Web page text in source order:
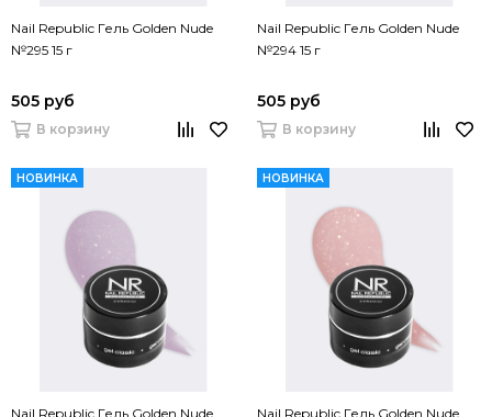
Nail Republic Гель Golden Nude
№295 15 г
505 руб
В корзину
Nail Republic Гель Golden Nude
№294 15 г
505 руб
В корзину
НОВИНКА
Nail Republic Гель Golden Nude
НОВИНКА
Nail Republic Гель Golden Nude